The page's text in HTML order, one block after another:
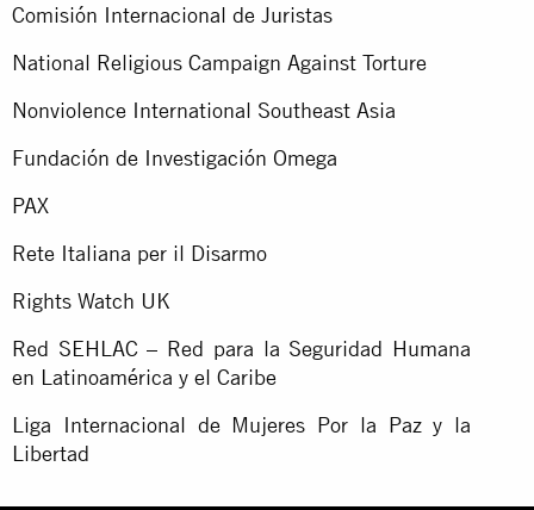
Comisión Internacional de Juristas
National Religious Campaign Against Torture
Nonviolence International Southeast Asia
Fundación de Investigación Omega
PAX
Rete Italiana per il Disarmo
Rights Watch UK
Red SEHLAC – Red para la Seguridad Humana
en Latinoamérica y el Caribe
Liga Internacional de Mujeres Por la Paz y la
Libertad